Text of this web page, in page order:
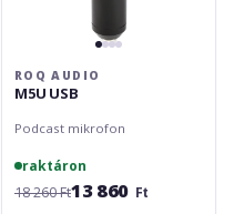
ROQ AUDIO
M5U USB
Podcast mikrofon
raktáron
18 260 Ft13 860 Ft